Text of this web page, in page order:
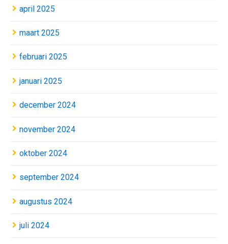
april 2025
maart 2025
februari 2025
januari 2025
december 2024
november 2024
oktober 2024
september 2024
augustus 2024
juli 2024